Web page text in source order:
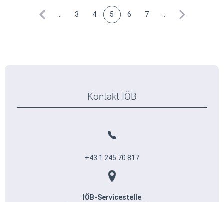
vorherige
3 4 5 6 7
Kontakt IÖB
+43 1 245 70 817
IÖB-Servicestelle